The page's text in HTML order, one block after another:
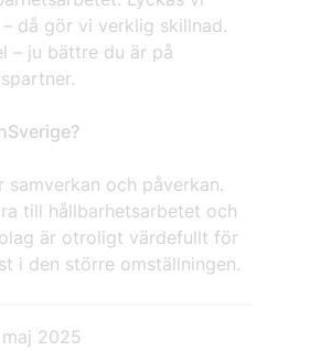
då gör vi verklig skillnad.
– ju bättre du är på
och påverkan.
till hållbarhetsarbetet och
är otroligt värdefullt för
i den större omställningen.
maj 2025